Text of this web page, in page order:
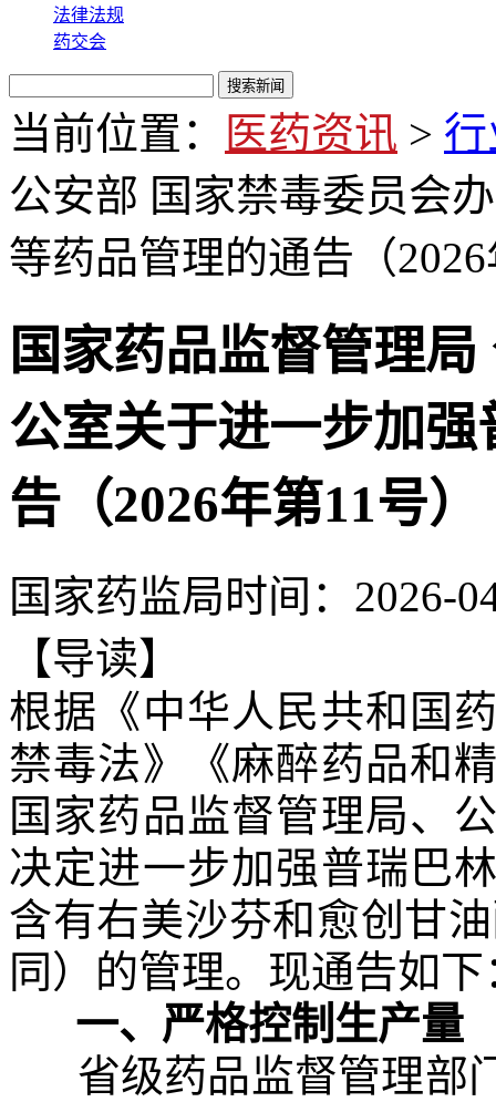
法律法规
药交会
当前位置： 医药资讯 >
公安部 国家禁毒委员会
等药品管理的通告（
国家药品监督管理
公室关于进一步加
告（2026年第11号）
国家药监局 时间： 2026-
【导读】
根据《中华人民共和国
禁毒法》《麻醉药品和
国家药品监督管理局、
决定进一步加强普瑞巴
含有右美沙芬和愈创甘
同）的管理。现通告如下
一、严格控制生产量
省级药品监督管理部